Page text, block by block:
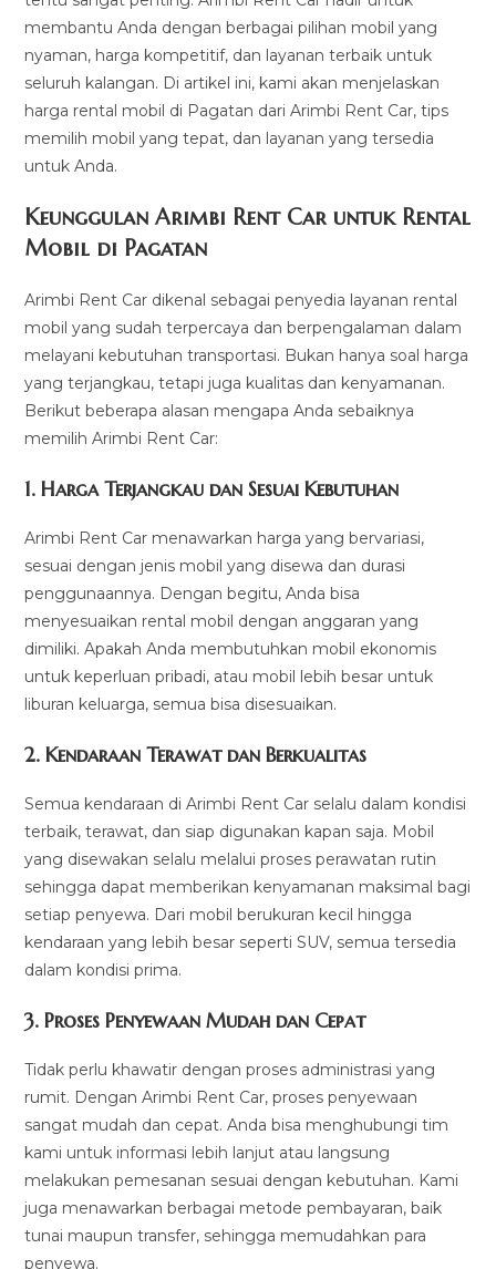
membantu Anda dengan berbagai pilihan mobil yang
nyaman, harga kompetitif, dan layanan terbaik untuk
seluruh kalangan. Di artikel ini, kami akan menjelaskan
harga rental mobil di Pagatan dari Arimbi Rent Car, tips
memilih mobil yang tepat, dan layanan yang tersedia
untuk Anda.
Keunggulan Arimbi Rent Car untuk Rental
Mobil di Pagatan
Arimbi Rent Car dikenal sebagai penyedia layanan rental
mobil yang sudah terpercaya dan berpengalaman dalam
melayani kebutuhan transportasi. Bukan hanya soal harga
yang terjangkau, tetapi juga kualitas dan kenyamanan.
Berikut beberapa alasan mengapa Anda sebaiknya
memilih Arimbi Rent Car:
1.Harga Terjangkau dan Sesuai Kebutuhan
Arimbi Rent Car menawarkan harga yang bervariasi,
sesuai dengan jenis mobil yang disewa dan durasi
penggunaannya. Dengan begitu, Anda bisa
menyesuaikan rental mobil dengan anggaran yang
dimiliki. Apakah Anda membutuhkan mobil ekonomis
untuk keperluan pribadi, atau mobil lebih besar untuk
liburan keluarga, semua bisa disesuaikan.
2.Kendaraan Terawat dan Berkualitas
Semua kendaraan di Arimbi Rent Car selalu dalam kondisi
terbaik, terawat, dan siap digunakan kapan saja. Mobil
yang disewakan selalu melalui proses perawatan rutin
sehingga dapat memberikan kenyamanan maksimal bagi
setiap penyewa. Dari mobil berukuran kecil hingga
kendaraan yang lebih besar seperti SUV, semua tersedia
dalam kondisi prima.
3.Proses Penyewaan Mudah dan Cepat
Tidak perlu khawatir dengan proses administrasi yang
rumit. Dengan Arimbi Rent Car, proses penyewaan
sangat mudah dan cepat. Anda bisa menghubungi tim
kami untuk informasi lebih lanjut atau langsung
melakukan pemesanan sesuai dengan kebutuhan. Kami
juga menawarkan berbagai metode pembayaran, baik
tunai maupun transfer, sehingga memudahkan para
penyewa.